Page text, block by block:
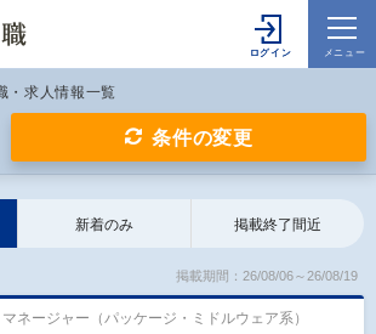
・求人情報一覧
条件の変更
新着のみ 掲載終了間近
掲載期間：26/08/06～26/08/19
ネージャー（パッケージ・ミドルウェア系）